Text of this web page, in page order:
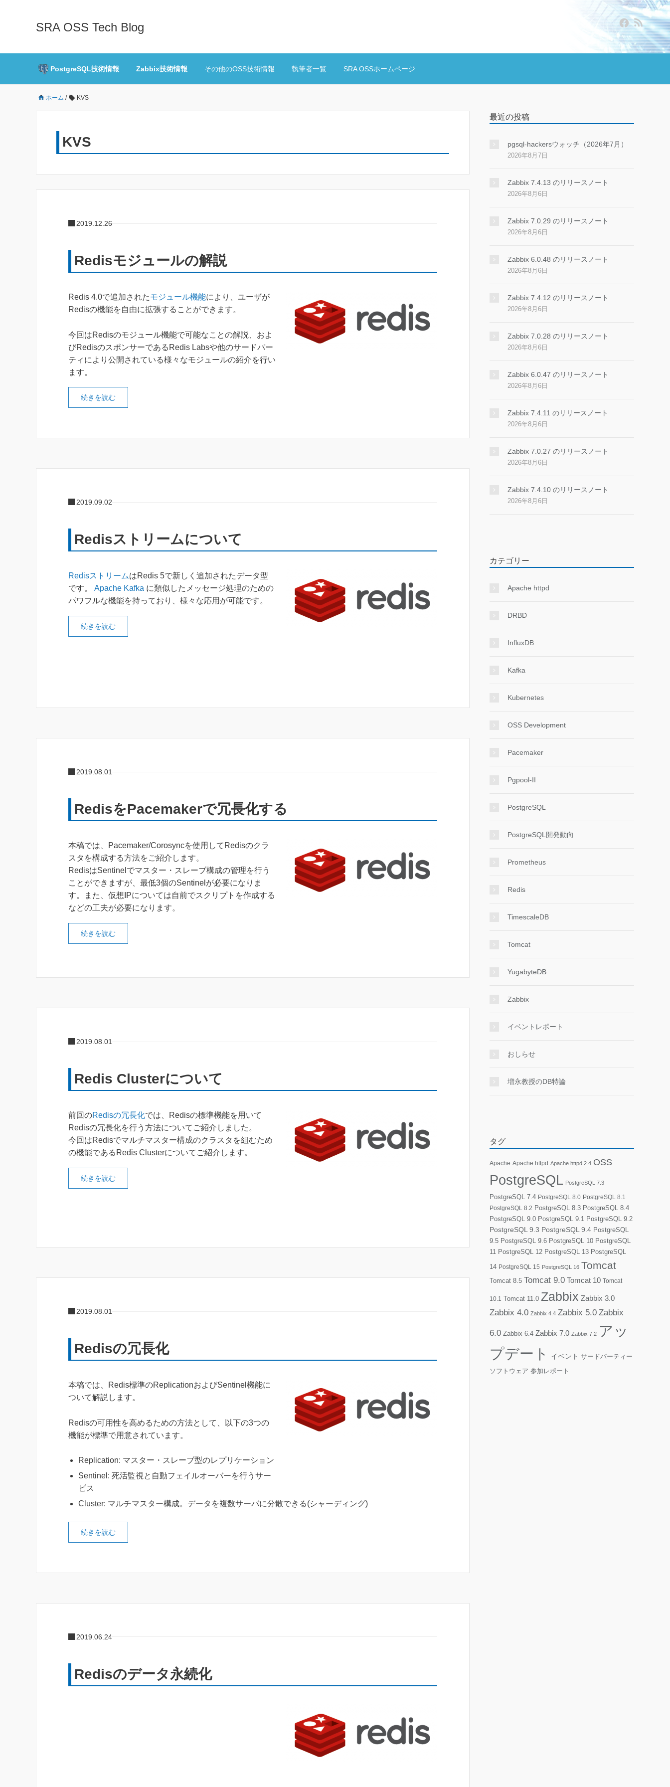
SRA OSS Tech Blog
PostgreSQL技術情報 Zabbix技術情報 その他のOSS技術情報 執筆者一覧 SRA OSSホームページ
ホーム / KVS
KVS
2019.12.26
Redisモジュールの解説
Redis 4.0で追加されたモジュール機能により、ユーザが
Redisの機能を自由に拡張することができます。
今回はRedisのモジュール機能で可能なことの解説、およ
びRedisのスポンサーであるRedis Labsや他のサードパー
ティにより公開されている様々なモジュールの紹介を行い
ます。
続きを読む
2019.09.02
Redisストリームについて
RedisストリームはRedis 5で新しく追加されたデータ型
です。 Apache Kafka に類似したメッセージ処理のための
パワフルな機能を持っており、様々な応用が可能です。
続きを読む
2019.08.01
RedisをPacemakerで冗長化する
本稿では、Pacemaker/Corosyncを使用してRedisのクラ
スタを構成する方法をご紹介します。
RedisはSentinelでマスター・スレーブ構成の管理を行う
ことができますが、最低3個のSentinelが必要になりま
す。また、仮想IPについては自前でスクリプトを作成する
などの工夫が必要になります。
続きを読む
2019.08.01
Redis Clusterについて
前回のRedisの冗長化では、Redisの標準機能を用いて
Redisの冗長化を行う方法についてご紹介しました。
今回はRedisでマルチマスター構成のクラスタを組むため
の機能であるRedis Clusterについてご紹介します。
続きを読む
2019.08.01
Redisの冗長化
本稿では、Redis標準のReplicationおよびSentinel機能に
ついて解説します。
Redisの可用性を高めるための方法として、以下の3つの
機能が標準で用意されています。
Replication: マスター・スレーブ型のレプリケーション
Sentinel: 死活監視と自動フェイルオーバーを行うサー
ビス
Cluster: マルチマスター構成。データを複数サーバに分散できる(シャーディング)
続きを読む
2019.06.24
Redisのデータ永続化
最近の投稿
pgsql-hackersウォッチ（2026年7月）
2026年8月7日
Zabbix 7.4.13 のリリースノート
2026年8月6日
Zabbix 7.0.29 のリリースノート
2026年8月6日
Zabbix 6.0.48 のリリースノート
2026年8月6日
Zabbix 7.4.12 のリリースノート
2026年8月6日
Zabbix 7.0.28 のリリースノート
2026年8月6日
Zabbix 6.0.47 のリリースノート
2026年8月6日
Zabbix 7.4.11 のリリースノート
2026年8月6日
Zabbix 7.0.27 のリリースノート
2026年8月6日
Zabbix 7.4.10 のリリースノート
2026年8月6日
カテゴリー
Apache httpd
DRBD
InfluxDB
Kafka
Kubernetes
OSS Development
Pacemaker
Pgpool-II
PostgreSQL
PostgreSQL開発動向
Prometheus
Redis
TimescaleDB
Tomcat
YugabyteDB
Zabbix
イベントレポート
おしらせ
増永教授のDB特論
タグ
Apache Apache httpd Apache httpd 2.4 OSS
PostgreSQL PostgreSQL 7.3
PostgreSQL 7.4 PostgreSQL 8.0 PostgreSQL 8.1
PostgreSQL 8.2 PostgreSQL 8.3 PostgreSQL 8.4
PostgreSQL 9.0 PostgreSQL 9.1 PostgreSQL 9.2
PostgreSQL 9.3 PostgreSQL 9.4 PostgreSQL
9.5 PostgreSQL 9.6 PostgreSQL 10 PostgreSQL
11 PostgreSQL 12 PostgreSQL 13 PostgreSQL
14 PostgreSQL 15 PostgreSQL 16 Tomcat
Tomcat 8.5 Tomcat 9.0 Tomcat 10 Tomcat
10.1 Tomcat 11.0 Zabbix Zabbix 3.0
Zabbix 4.0 Zabbix 4.4 Zabbix 5.0 Zabbix
6.0 Zabbix 6.4 Zabbix 7.0 Zabbix 7.2 アッ
プデート
イベント サードパーティー
ソフトウェア 参加レポート